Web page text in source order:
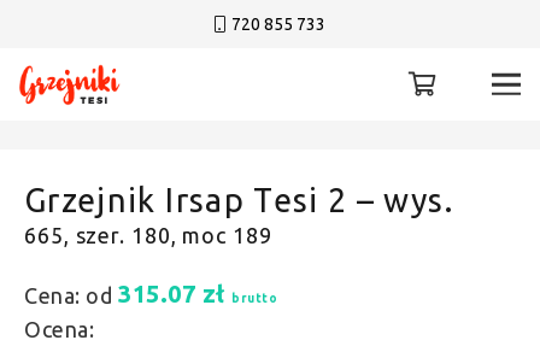
720 855 733
Grzejnik Irsap Tesi 2 – wys.
665, szer. 180, moc 189
Cena: od 315.07 zł brutto
Ocena: